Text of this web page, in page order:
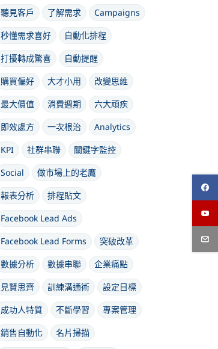
聽見客戶
了解需求
Campaigns
秒懂需求喜好
自動化排程
打擾轉成驚喜
自動提醒
購買偏好
大才小用
改變思維
最大價值
消費週期
六大頑疾
即效處方
一次根治
Analytics
KPI
社群串聯
關鍵字監控
Social
做市場上的老鷹
報表分析
排程貼文
Facebook Lead Ads
Facebook Lead Forms
突破改革
數據分析
數據串聯
企業痛點
見賢思齊
訓練溝通術
設定目標
成功人特質
不斷學習
專案管理
銷售自動化
名片掃描